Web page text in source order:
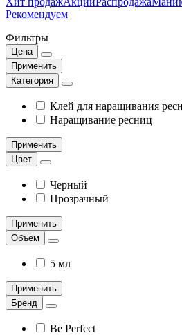
Рекомендуем
Фильтры
Цена
Применить
Категория
Клей для наращивания
Наращивание ресниц
Применить
Цвет
Черный
Прозрачный
Применить
Объем
5 мл
Применить
Бренд
Be Perfect